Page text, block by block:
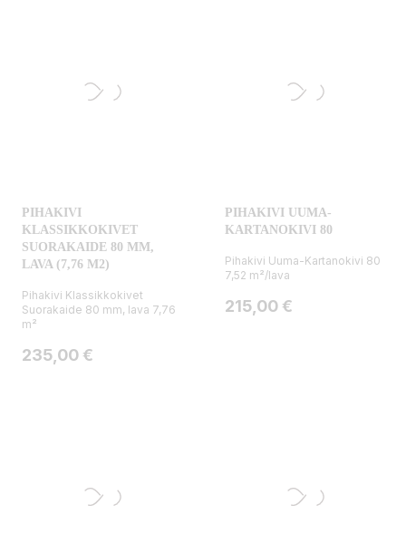
PIHAKIVI
KLASSIKKOKIVET
SUORAKAIDE 80 MM,
LAVA (7,76 M2)
Pihakivi Klassikkokivet
Suorakaide 80 mm, lava 7,76
m²
Hinta
235,00 €
PIHAKIVI UUMA-
KARTANOKIVI 80
Pihakivi Uuma-Kartanokivi 80
7,52 m²/lava
Hinta
215,00 €